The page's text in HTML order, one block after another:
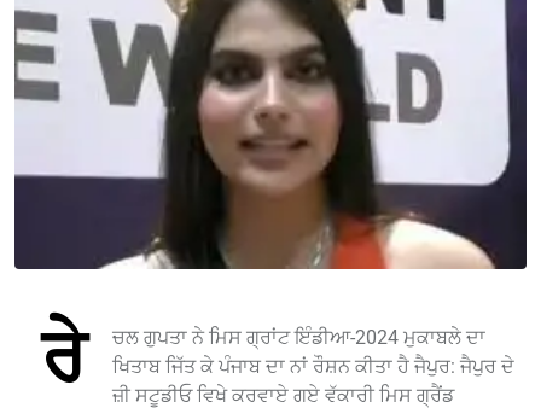
ਰੇ
ਚਲ ਗੁਪਤਾ ਨੇ ਮਿਸ ਗ੍ਰਾਂਟ ਇੰਡੀਆ-2024 ਮੁਕਾਬਲੇ ਦਾ
ਖਿਤਾਬ ਜਿੱਤ ਕੇ ਪੰਜਾਬ ਦਾ ਨਾਂ ਰੌਸ਼ਨ ਕੀਤਾ ਹੈ ਜੈਪੁਰ: ਜੈਪੁਰ ਦੇ
ਜ਼ੀ ਸਟੂਡੀਓ ਵਿਖੇ ਕਰਵਾਏ ਗਏ ਵੱਕਾਰੀ ਮਿਸ ਗ੍ਰੈਂਡ